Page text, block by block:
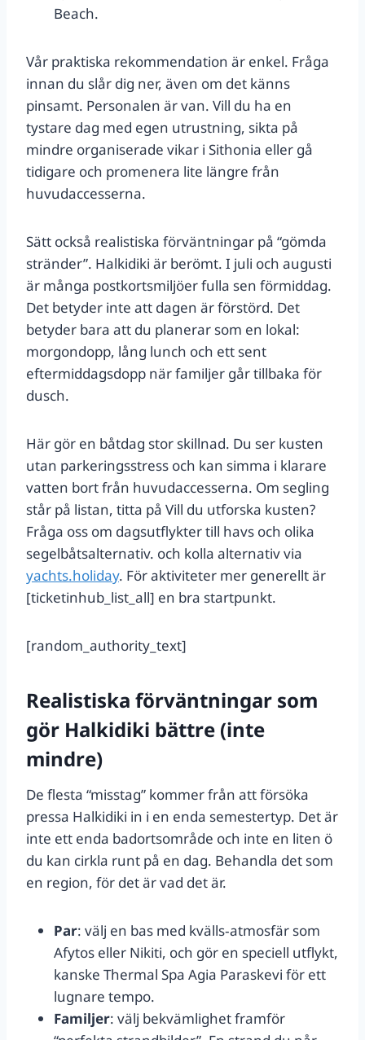
Beach.
Vår praktiska rekommendation är enkel. Fråga
innan du slår dig ner, även om det känns
pinsamt. Personalen är van. Vill du ha en
tystare dag med egen utrustning, sikta på
mindre organiserade vikar i Sithonia eller gå
tidigare och promenera lite längre från
huvudaccesserna.
Sätt också realistiska förväntningar på “gömda
stränder”. Halkidiki är berömt. I juli och augusti
är många postkortsmiljöer fulla sen förmiddag.
Det betyder inte att dagen är förstörd. Det
betyder bara att du planerar som en lokal:
morgondopp, lång lunch och ett sent
eftermiddagsdopp när familjer går tillbaka för
dusch.
Här gör en båtdag stor skillnad. Du ser kusten
utan parkeringsstress och kan simma i klarare
vatten bort från huvudaccesserna. Om segling
står på listan, titta på Vill du utforska kusten?
Fråga oss om dagsutflykter till havs och olika
segelbåtsalternativ. och kolla alternativ via
yachts.holiday. För aktiviteter mer generellt är
[ticketinhub_list_all] en bra startpunkt.
[random_authority_text]
Realistiska förväntningar som
gör Halkidiki bättre (inte
mindre)
De flesta “misstag” kommer från att försöka
pressa Halkidiki in i en enda semestertyp. Det är
inte ett enda badortsområde och inte en liten ö
du kan cirkla runt på en dag. Behandla det som
en region, för det är vad det är.
Par: välj en bas med kvälls‑atmosfär som
Afytos eller Nikiti, och gör en speciell utflykt,
kanske Thermal Spa Agia Paraskevi för ett
lugnare tempo.
Familjer: välj bekvämlighet framför